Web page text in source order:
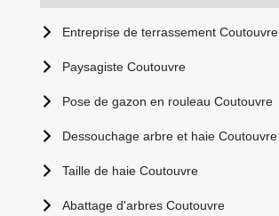
Entreprise de terrassement Coutouvre
Paysagiste Coutouvre
Pose de gazon en rouleau Coutouvre
Dessouchage arbre et haie Coutouvre
Taille de haie Coutouvre
Abattage d'arbres Coutouvre